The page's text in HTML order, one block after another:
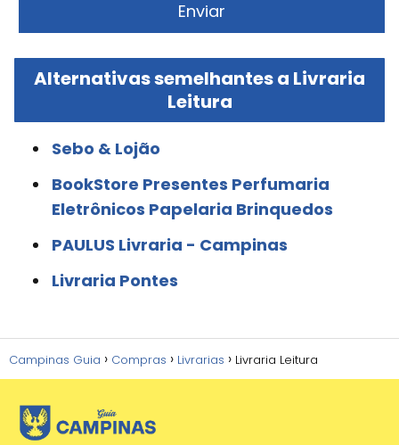
Alternativas semelhantes a Livraria
Leitura
Sebo & Lojão
BookStore Presentes Perfumaria
Eletrônicos Papelaria Brinquedos
PAULUS Livraria - Campinas
Livraria Pontes
Campinas Guia Compras Livrarias Livraria Leitura